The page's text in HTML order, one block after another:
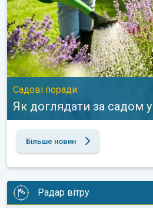
Садові поради
Як доглядати за садом у
Більше новин
Радар вітру